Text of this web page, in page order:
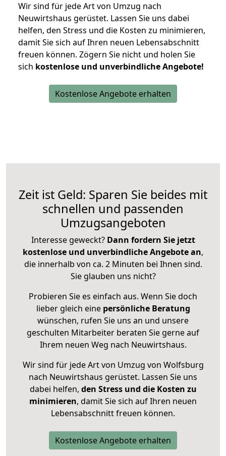
Wir sind für jede Art von Umzug nach
Neuwirtshaus gerüstet. Lassen Sie uns dabei
helfen, den Stress und die Kosten zu minimieren,
damit Sie sich auf Ihren neuen Lebensabschnitt
freuen können. Zögern Sie nicht und holen Sie
sich kostenlose und unverbindliche Angebote!
Kostenlose Angebote erhalten
Zeit ist Geld: Sparen Sie beides mit
schnellen und passenden
Umzugsangeboten
Interesse geweckt? Dann fordern Sie jetzt
kostenlose und unverbindliche Angebote an,
die innerhalb von ca. 2 Minuten bei Ihnen sind.
Sie glauben uns nicht?
Probieren Sie es einfach aus. Wenn Sie doch
lieber gleich eine persönliche Beratung
wünschen, rufen Sie uns an und unsere
geschulten Mitarbeiter beraten Sie gerne auf
Ihrem neuen Weg nach Neuwirtshaus.
Wir sind für jede Art von Umzug von Wolfsburg
nach Neuwirtshaus gerüstet. Lassen Sie uns
dabei helfen, den Stress und die Kosten zu
minimieren, damit Sie sich auf Ihren neuen
Lebensabschnitt freuen können.
Kostenlose Angebote erhalten